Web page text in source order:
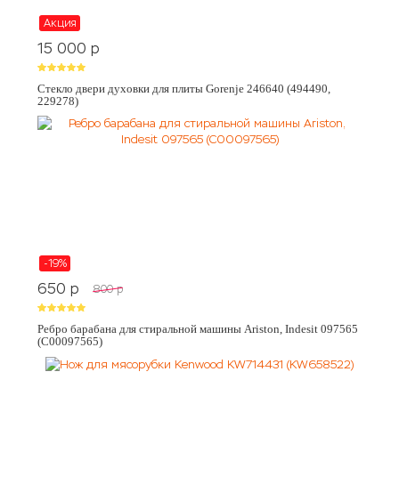
Акция
15 000 p
Стекло двери духовки для плиты Gorenje 246640 (494490,
229278)
-19%
650 p 800 p
Ребро барабана для стиральной машины Ariston, Indesit 097565
(C00097565)